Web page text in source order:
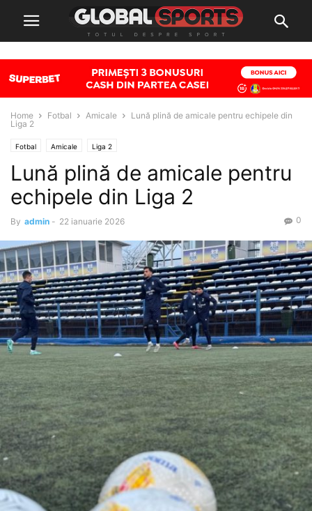
Home Fotbal Amicale
Lună plină de amicale pentru echipele din
Liga 2
Fotbal Amicale Liga 2
Lună plină de amicale pentru
echipele din Liga 2
By admin - 22 ianuarie 2026 0